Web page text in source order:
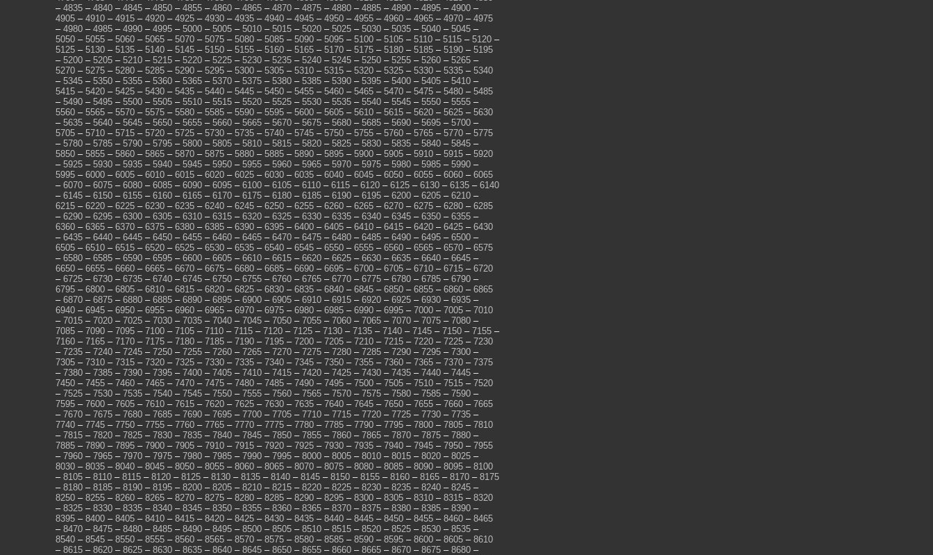
– 4835 – 4840 – 4845 – 4850 – 4855 – 4860 – 4865 – 4870 – 4875 – 4880 – 4885 – 4890 – 4895 – 4900 –
4905 – 4910 – 4915 – 4920 – 4925 – 4930 – 4935 – 4940 – 4945 – 4950 – 4955 – 4960 – 4965 – 4970 – 4975
– 4980 – 4985 – 4990 – 4995 – 5000 – 5005 – 5010 – 5015 – 5020 – 5025 – 5030 – 5035 – 5040 – 5045 –
5050 – 5055 – 5060 – 5065 – 5070 – 5075 – 5080 – 5085 – 5090 – 5095 – 5100 – 5105 – 5110 – 5115 – 5120 –
5125 – 5130 – 5135 – 5140 – 5145 – 5150 – 5155 – 5160 – 5165 – 5170 – 5175 – 5180 – 5185 – 5190 – 5195
– 5200 – 5205 – 5210 – 5215 – 5220 – 5225 – 5230 – 5235 – 5240 – 5245 – 5250 – 5255 – 5260 – 5265 –
5270 – 5275 – 5280 – 5285 – 5290 – 5295 – 5300 – 5305 – 5310 – 5315 – 5320 – 5325 – 5330 – 5335 – 5340
– 5345 – 5350 – 5355 – 5360 – 5365 – 5370 – 5375 – 5380 – 5385 – 5390 – 5395 – 5400 – 5405 – 5410 –
5415 – 5420 – 5425 – 5430 – 5435 – 5440 – 5445 – 5450 – 5455 – 5460 – 5465 – 5470 – 5475 – 5480 – 5485
– 5490 – 5495 – 5500 – 5505 – 5510 – 5515 – 5520 – 5525 – 5530 – 5535 – 5540 – 5545 – 5550 – 5555 –
5560 – 5565 – 5570 – 5575 – 5580 – 5585 – 5590 – 5595 – 5600 – 5605 – 5610 – 5615 – 5620 – 5625 – 5630
– 5635 – 5640 – 5645 – 5650 – 5655 – 5660 – 5665 – 5670 – 5675 – 5680 – 5685 – 5690 – 5695 – 5700 –
5705 – 5710 – 5715 – 5720 – 5725 – 5730 – 5735 – 5740 – 5745 – 5750 – 5755 – 5760 – 5765 – 5770 – 5775
– 5780 – 5785 – 5790 – 5795 – 5800 – 5805 – 5810 – 5815 – 5820 – 5825 – 5830 – 5835 – 5840 – 5845 –
5850 – 5855 – 5860 – 5865 – 5870 – 5875 – 5880 – 5885 – 5890 – 5895 – 5900 – 5905 – 5910 – 5915 – 5920
– 5925 – 5930 – 5935 – 5940 – 5945 – 5950 – 5955 – 5960 – 5965 – 5970 – 5975 – 5980 – 5985 – 5990 –
5995 – 6000 – 6005 – 6010 – 6015 – 6020 – 6025 – 6030 – 6035 – 6040 – 6045 – 6050 – 6055 – 6060 – 6065
– 6070 – 6075 – 6080 – 6085 – 6090 – 6095 – 6100 – 6105 – 6110 – 6115 – 6120 – 6125 – 6130 – 6135 – 6140
– 6145 – 6150 – 6155 – 6160 – 6165 – 6170 – 6175 – 6180 – 6185 – 6190 – 6195 – 6200 – 6205 – 6210 –
6215 – 6220 – 6225 – 6230 – 6235 – 6240 – 6245 – 6250 – 6255 – 6260 – 6265 – 6270 – 6275 – 6280 – 6285
– 6290 – 6295 – 6300 – 6305 – 6310 – 6315 – 6320 – 6325 – 6330 – 6335 – 6340 – 6345 – 6350 – 6355 –
6360 – 6365 – 6370 – 6375 – 6380 – 6385 – 6390 – 6395 – 6400 – 6405 – 6410 – 6415 – 6420 – 6425 – 6430
– 6435 – 6440 – 6445 – 6450 – 6455 – 6460 – 6465 – 6470 – 6475 – 6480 – 6485 – 6490 – 6495 – 6500 –
6505 – 6510 – 6515 – 6520 – 6525 – 6530 – 6535 – 6540 – 6545 – 6550 – 6555 – 6560 – 6565 – 6570 – 6575
– 6580 – 6585 – 6590 – 6595 – 6600 – 6605 – 6610 – 6615 – 6620 – 6625 – 6630 – 6635 – 6640 – 6645 –
6650 – 6655 – 6660 – 6665 – 6670 – 6675 – 6680 – 6685 – 6690 – 6695 – 6700 – 6705 – 6710 – 6715 – 6720
– 6725 – 6730 – 6735 – 6740 – 6745 – 6750 – 6755 – 6760 – 6765 – 6770 – 6775 – 6780 – 6785 – 6790 –
6795 – 6800 – 6805 – 6810 – 6815 – 6820 – 6825 – 6830 – 6835 – 6840 – 6845 – 6850 – 6855 – 6860 – 6865
– 6870 – 6875 – 6880 – 6885 – 6890 – 6895 – 6900 – 6905 – 6910 – 6915 – 6920 – 6925 – 6930 – 6935 –
6940 – 6945 – 6950 – 6955 – 6960 – 6965 – 6970 – 6975 – 6980 – 6985 – 6990 – 6995 – 7000 – 7005 – 7010
– 7015 – 7020 – 7025 – 7030 – 7035 – 7040 – 7045 – 7050 – 7055 – 7060 – 7065 – 7070 – 7075 – 7080 –
7085 – 7090 – 7095 – 7100 – 7105 – 7110 – 7115 – 7120 – 7125 – 7130 – 7135 – 7140 – 7145 – 7150 – 7155 –
7160 – 7165 – 7170 – 7175 – 7180 – 7185 – 7190 – 7195 – 7200 – 7205 – 7210 – 7215 – 7220 – 7225 – 7230
– 7235 – 7240 – 7245 – 7250 – 7255 – 7260 – 7265 – 7270 – 7275 – 7280 – 7285 – 7290 – 7295 – 7300 –
7305 – 7310 – 7315 – 7320 – 7325 – 7330 – 7335 – 7340 – 7345 – 7350 – 7355 – 7360 – 7365 – 7370 – 7375
– 7380 – 7385 – 7390 – 7395 – 7400 – 7405 – 7410 – 7415 – 7420 – 7425 – 7430 – 7435 – 7440 – 7445 –
7450 – 7455 – 7460 – 7465 – 7470 – 7475 – 7480 – 7485 – 7490 – 7495 – 7500 – 7505 – 7510 – 7515 – 7520
– 7525 – 7530 – 7535 – 7540 – 7545 – 7550 – 7555 – 7560 – 7565 – 7570 – 7575 – 7580 – 7585 – 7590 –
7595 – 7600 – 7605 – 7610 – 7615 – 7620 – 7625 – 7630 – 7635 – 7640 – 7645 – 7650 – 7655 – 7660 – 7665
– 7670 – 7675 – 7680 – 7685 – 7690 – 7695 – 7700 – 7705 – 7710 – 7715 – 7720 – 7725 – 7730 – 7735 –
7740 – 7745 – 7750 – 7755 – 7760 – 7765 – 7770 – 7775 – 7780 – 7785 – 7790 – 7795 – 7800 – 7805 – 7810
– 7815 – 7820 – 7825 – 7830 – 7835 – 7840 – 7845 – 7850 – 7855 – 7860 – 7865 – 7870 – 7875 – 7880 –
7885 – 7890 – 7895 – 7900 – 7905 – 7910 – 7915 – 7920 – 7925 – 7930 – 7935 – 7940 – 7945 – 7950 – 7955
– 7960 – 7965 – 7970 – 7975 – 7980 – 7985 – 7990 – 7995 – 8000 – 8005 – 8010 – 8015 – 8020 – 8025 –
8030 – 8035 – 8040 – 8045 – 8050 – 8055 – 8060 – 8065 – 8070 – 8075 – 8080 – 8085 – 8090 – 8095 – 8100
– 8105 – 8110 – 8115 – 8120 – 8125 – 8130 – 8135 – 8140 – 8145 – 8150 – 8155 – 8160 – 8165 – 8170 – 8175
– 8180 – 8185 – 8190 – 8195 – 8200 – 8205 – 8210 – 8215 – 8220 – 8225 – 8230 – 8235 – 8240 – 8245 –
8250 – 8255 – 8260 – 8265 – 8270 – 8275 – 8280 – 8285 – 8290 – 8295 – 8300 – 8305 – 8310 – 8315 – 8320
– 8325 – 8330 – 8335 – 8340 – 8345 – 8350 – 8355 – 8360 – 8365 – 8370 – 8375 – 8380 – 8385 – 8390 –
8395 – 8400 – 8405 – 8410 – 8415 – 8420 – 8425 – 8430 – 8435 – 8440 – 8445 – 8450 – 8455 – 8460 – 8465
– 8470 – 8475 – 8480 – 8485 – 8490 – 8495 – 8500 – 8505 – 8510 – 8515 – 8520 – 8525 – 8530 – 8535 –
8540 – 8545 – 8550 – 8555 – 8560 – 8565 – 8570 – 8575 – 8580 – 8585 – 8590 – 8595 – 8600 – 8605 – 8610
– 8615 – 8620 – 8625 – 8630 – 8635 – 8640 – 8645 – 8650 – 8655 – 8660 – 8665 – 8670 – 8675 – 8680 –